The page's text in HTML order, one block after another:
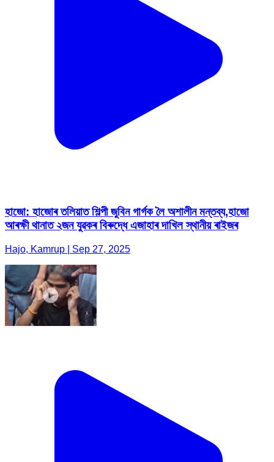
হাজো: হাজোৰ তলিয়াত শিল্পী জুবিন গাৰ্গক লৈ অশালীন মন্তব্য,হাজো
আৰক্ষী থানাত ২জন যুৱকৰ বিৰুদ্ধে এজাহাৰ দাখিল স্থানীয় ৰাইজৰ
Hajo, Kamrup | Sep 27, 2025